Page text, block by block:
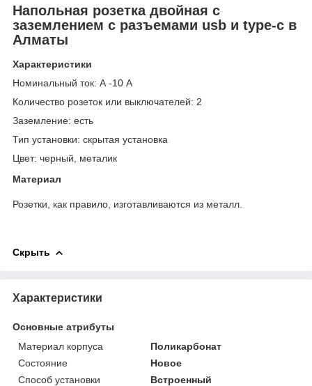
Напольная розетка двойная с
заземлением с разъемами usb и type-c в
Алматы
Характеристики
Номинальный ток: А-10 А
Количество розеток или выключателей: 2
Заземление: есть
Тип установки: скрытая установка
Цвет: черный, металик
Материал
Розетки, как правило, изготавливаются из металл.
Скрыть
Характеристики
Основные атрибуты
Материал корпуса
Поликарбонат
Состояние
Новое
Способ установки
Встроенный